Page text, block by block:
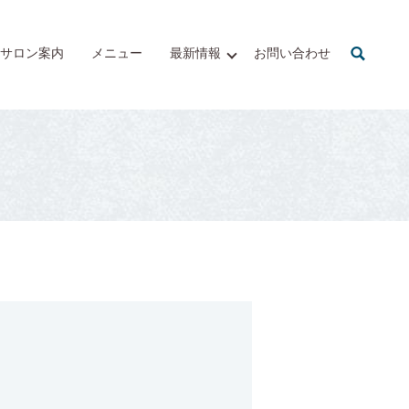
サロン案内 メニュー 最新情報 お問い合わせ